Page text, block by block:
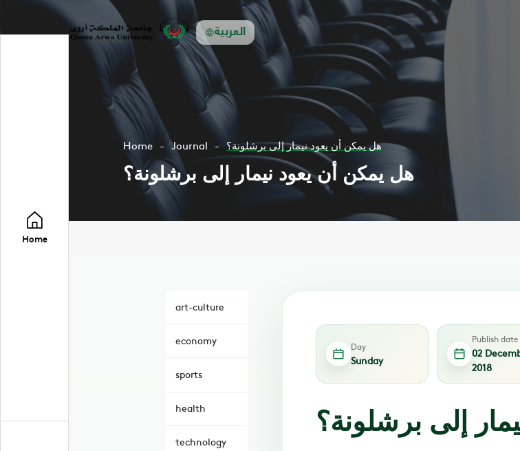
العربية
Home
Home Journal هل يمكن أن يعود نيمار إلى برشلونة؟
هل يمكن أن يعود نيمار إلى برشلونة؟
art-culture
economy
sports
health
technology
Day
Sunday
Publish date
02
2018
إلى برشلونة؟